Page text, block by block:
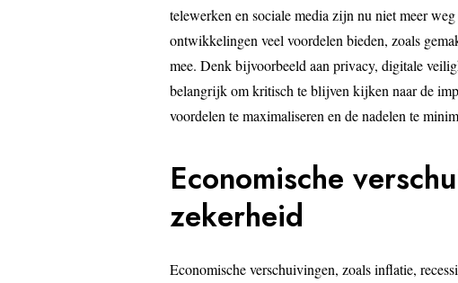
telewerken en sociale media zijn nu niet meer
ontwikkelingen veel voordelen bieden, zoals
mee. Denk bijvoorbeeld aan privacy, digitale
belangrijk om kritisch te blijven kijken naar de
voordelen te maximaliseren en de nadelen te
Economische
zekerheid
Economische verschuivingen, zoals inflatie,